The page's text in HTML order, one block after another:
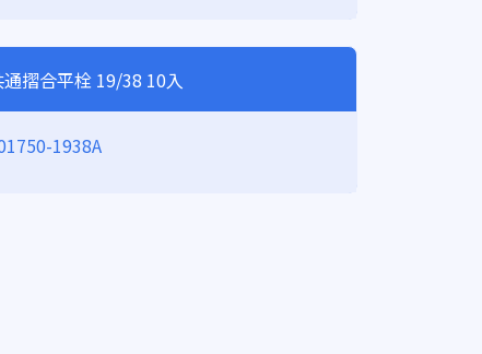
通摺合平栓 19/38 10入
1938A